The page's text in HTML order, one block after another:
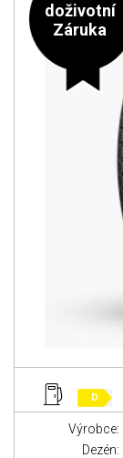
doživotní
Záruka
D
Výrobce:
Dezén: